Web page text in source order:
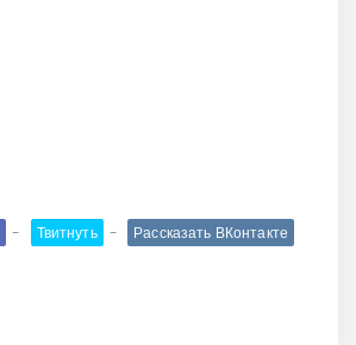
Твитнуть Рассказать ВКонтакте